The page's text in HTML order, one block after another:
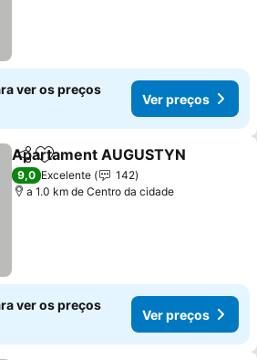
ver os preços
Ver preços
PartilharAdicionar aos favoritos
Apartament AUGUSTYN
9,0 Excelente
142
a 1.0 km de Centro da cidade
ver os preços
Ver preços